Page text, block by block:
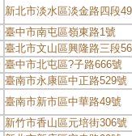
新北市淡水區淡金路四段
臺中市南屯區嶺東路1號
臺北市文山區興隆路三段
臺中市北屯區?子路666號
臺南市永康區中正路529號
臺南市新市區中華路49號
新竹市香山區元培街306號